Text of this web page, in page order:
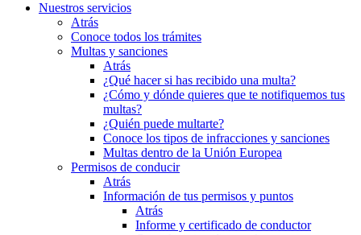
Nuestros servicios
Atrás
Conoce todos los trámites
Multas y sanciones
Atrás
¿Qué hacer si has recibido una multa?
¿Cómo y dónde quieres que te notifiquemos tus
multas?
¿Quién puede multarte?
Conoce los tipos de infracciones y sanciones
Multas dentro de la Unión Europea
Permisos de conducir
Atrás
Información de tus permisos y puntos
Atrás
Informe y certificado de conductor